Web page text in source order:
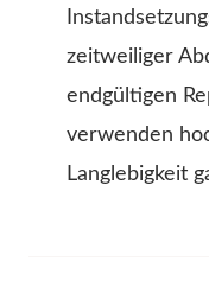
zeitweiliger
endgültigen
verwenden
Langlebigkeit